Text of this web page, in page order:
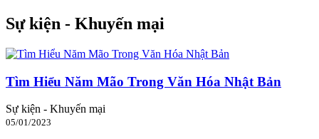
Sự kiện - Khuyến mại
Tìm Hiểu Năm Mão Trong Văn Hóa Nhật Bản
Sự kiện - Khuyến mại
05/01/2023